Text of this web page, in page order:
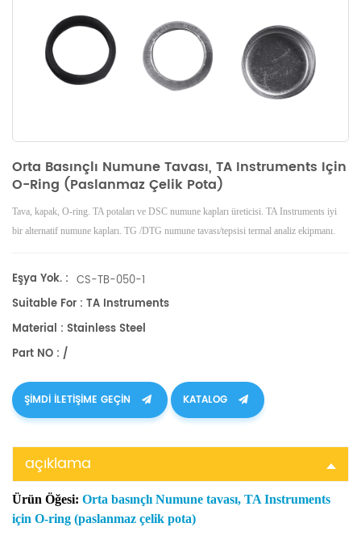
Orta Basınçlı Numune Tavası, TA Instruments Için
O-Ring (paslanmaz Çelik Pota)
Tava, kapak, O-ring. TA potaları ve DSC numune kapları üreticisi. TA Instruments iyi
bir alternatif numune kapları. TG /DTG numune tavası/tepsisi termal analiz ekipmanı.
Eşya Yok. : CS-TB-050-1
Suitable For : TA Instruments
Material : Stainless Steel
Part NO : /
ŞIMDI ILETIŞIME GEÇIN KATALOG
açıklama
Ürün Öğesi: Orta basınçlı Numune tavası, TA Instruments
için O-ring (paslanmaz çelik pota)